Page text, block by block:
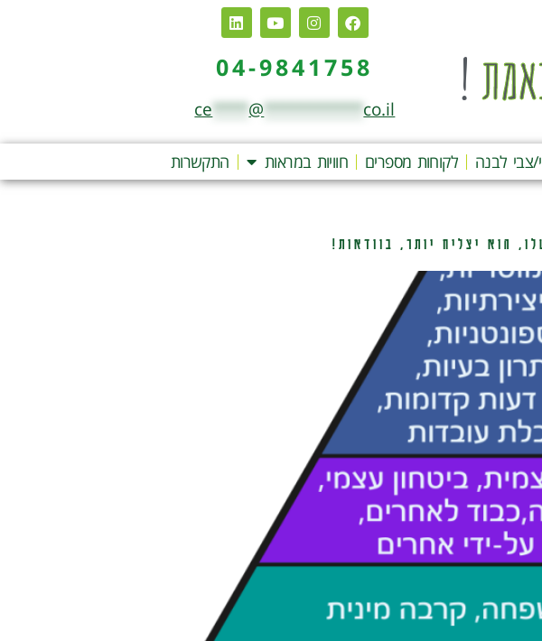
!
04-9841758
ce****@***********co.il
צבי לבנה לקוחות מספרים חוויות במראות התקשרות
הוא יצליח יותר, בוודאות!